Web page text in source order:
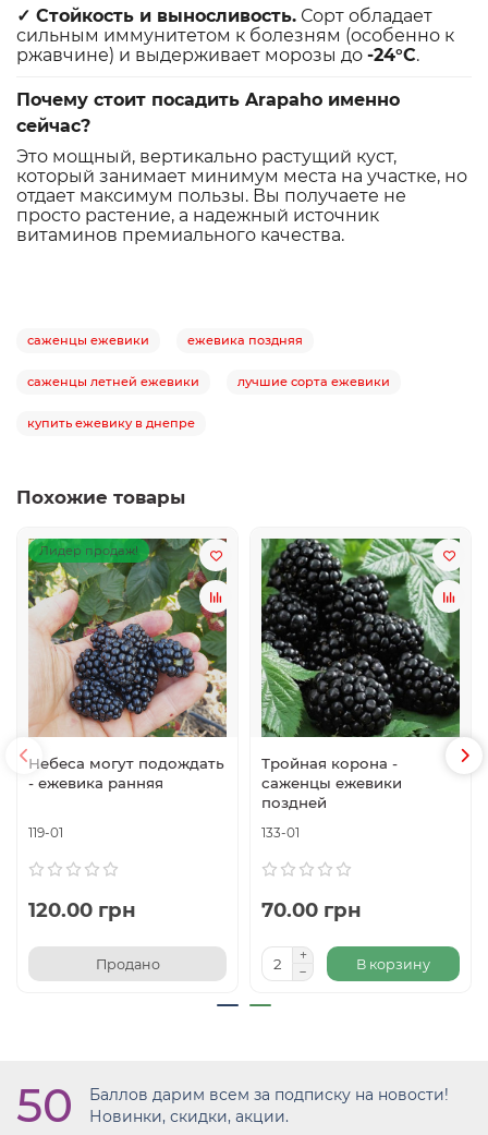
✓ Стойкость и выносливость. Сорт обладает
сильным иммунитетом к болезням (особенно к
ржавчине) и выдерживает морозы до -24°C.
Почему стоит посадить Arapaho именно
сейчас?
Это мощный, вертикально растущий куст,
который занимает минимум места на участке, но
отдает максимум пользы. Вы получаете не
просто растение, а надежный источник
витаминов премиального качества.
саженцы ежевики ежевика поздняя
саженцы летней ежевики лучшие сорта ежевики
купить ежевику в днепре
Похожие товары
Лидер продаж!
Небеса могут подождать
- ежевика ранняя
119-01
120.00 грн
Продано
Тройная корона -
саженцы ежевики
поздней
133-01
70.00 грн
В корзину
50
Баллов дарим всем за подписку на новости!
Новинки, скидки, акции.